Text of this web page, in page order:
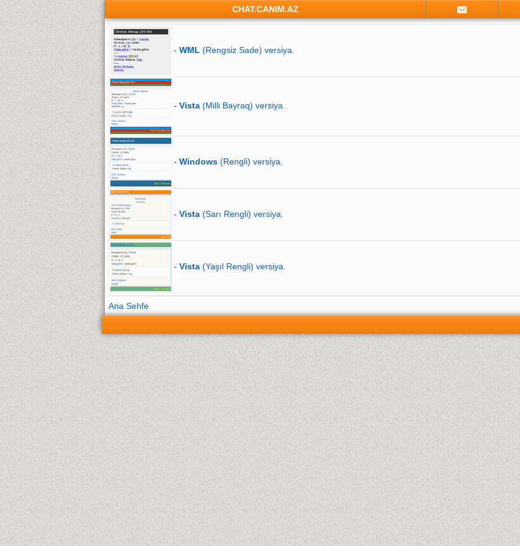
CHAT.CANIM.AZ
- WML (Rengsiz Sade) versiya.
- Vista (Milli Bayraq) versiya.
- Windows (Rengli) versiya.
- Vista (Sarı Rengli) versiya.
- Vista (Yaşıl Rengli) versiya.
Ana Sehfe